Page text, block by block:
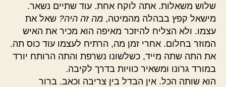
שלוש משאלות. אתה לוקח אחת. עוד שתיים נשאר.
מישאל קפץ בבהלה מהמיטה, מה זה היה? שאל את
עצמו. ולא הצליח להיזכר מאיפה הוא מכיר את האיש
המוזר בחלום. אחרי זמן מה, הרתיח לעצמו עוד כוס תה.
את התה שתה מייד, כשלשונו נשרפת והתה הרותח יורד
במורד גרונו ומשאיר כוויות בדרך לקיבה.
הוא שותה הכל. אין הבדל בין צריבה וכאב. ברור